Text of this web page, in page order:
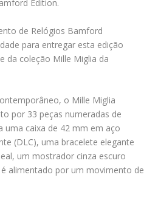
Edition.
de Relógios Bamford
para entregar esta edição
da coleção Mille Miglia da
o Mille Miglia
por 33 peças numeradas de
uma caixa de 42 mm em aço
(DLC), uma bracelete elegante
um mostrador cinza escuro
alimentado por um movimento de